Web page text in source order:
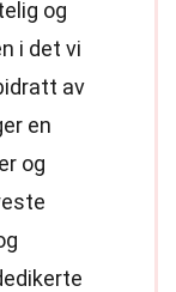
og
i det vi
av
en
og